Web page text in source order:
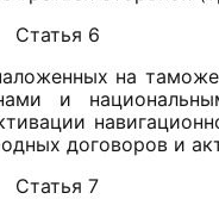
Статья 6
на
и
договоров и
Статья 7